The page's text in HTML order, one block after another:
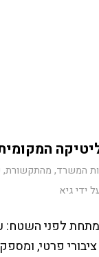
המשרד, מהתקשורת,
ידיגיא
לפני
פרטי,